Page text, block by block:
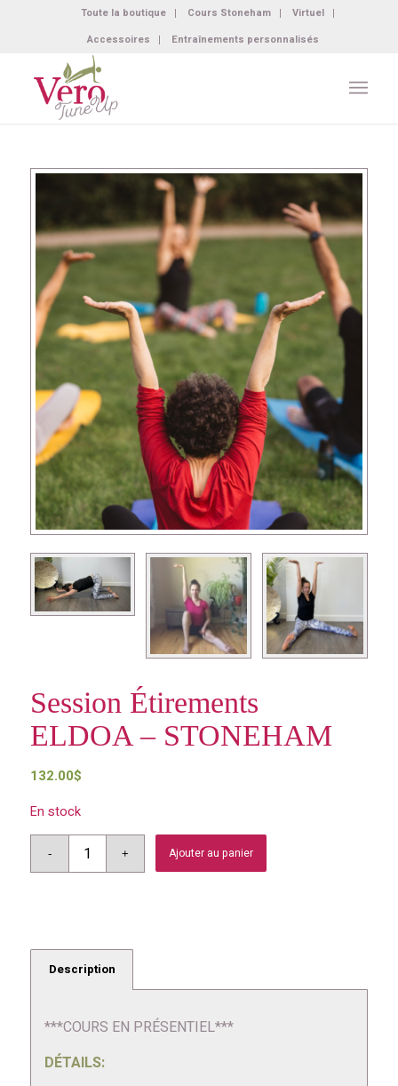
Toute la boutique Cours Stoneham
Virtuel
Accessoires
Entraînements personnalisés
Session Étirements
ELDOA – STONEHAM
132.00$
En stock
Ajouter au panier
Description
***COURS EN PRÉSENTIEL***
DÉTAILS: